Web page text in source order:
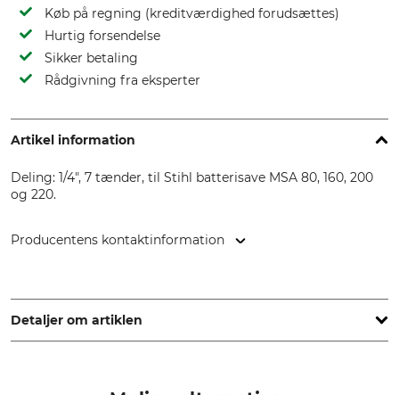
Køb på regning (kreditværdighed forudsættes)
Hurtig forsendelse
Sikker betaling
Rådgivning fra eksperter
Artikel information
Deling: 1/4", 7 tænder, til Stihl batterisave MSA 80, 160, 200
og 220.
Producentens kontaktinformation
64807 Dieburg, Germany, www.stihl.de
Detaljer om artiklen